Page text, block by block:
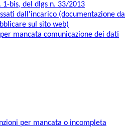
1-bis, del dlgs n. 33/2013
dall'incarico (documentazione da
sul sito web)
mancata comunicazione dei dati
per mancata o incompleta